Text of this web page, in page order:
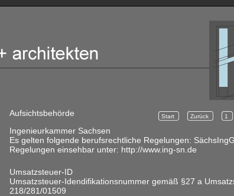
Aufsichtsbehörde
Ingenieurkammer Sachsen
Es gelten folgende berufsrechtliche Regelungen: SächsIngG
Regelungen einsehbar unter: http://www.ing-sn.de
Umsatzsteuer-ID
Umsatzsteuer-Idendifikationsnummer gemäß §27 a
218/281/01509
Start Zurück 1